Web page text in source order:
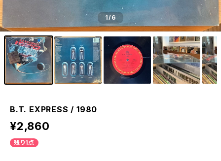
1/6
B.T. EXPRESS / 1980
¥2,860
残り1点